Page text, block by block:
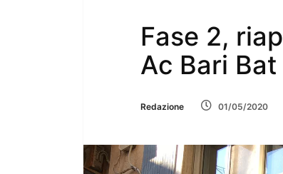
Fase 2,
Ac Bari Bat
Redazione 01/05/2020